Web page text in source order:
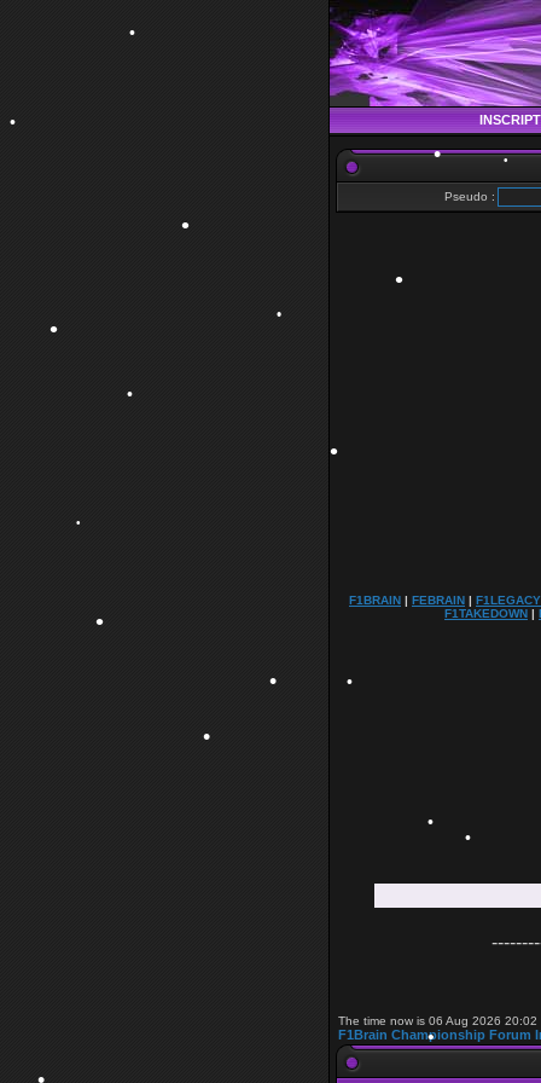
Pseudo :
F1BRAIN | FEBRAIN | F1LEGACY
F1TAKEDOWN |
The time now is 06 Aug 2026 20:02
F1Brain Championship Forum